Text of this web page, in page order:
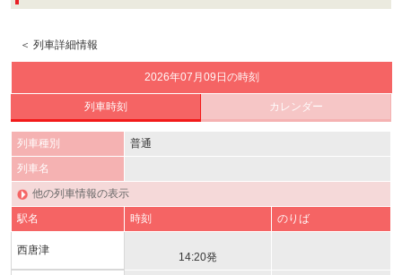
＜ 列車詳細情報
2026年07月09日の時刻
列車時刻 カレンダー
列車種別
普通
列車名
他の列車情報の表示
駅名
時刻 のりば
西唐津
14:20発